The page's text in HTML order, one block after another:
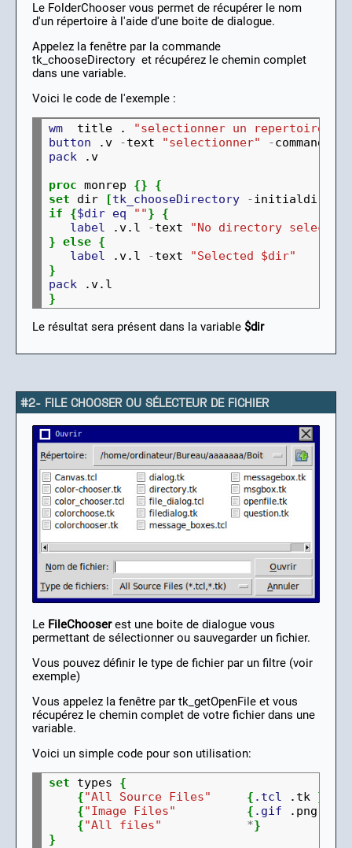
Le FolderChooser vous permet de récupérer le nom
d'un répertoire à l'aide d'une boite de dialogue.
Appelez la fenêtre par la commande
tk_chooseDirectory et récupérez le chemin complet
dans une variable.
Voici le code de l'exemple :
wm
  title .
"selectionner un repertoire"
button .v -text "selectionner" -command
pack .v
proc monrep {}
{
set dir [tk_chooseDirectory -initialdir
if
{$dir eq ""}
{
label .v.l -text
"No directory selected"
} else {
label .v.l -text
"Selected $dir"
}
pack
}
Le résultat sera présent dans la variable $dir
#2- FILE CHOOSER OU SÉLECTEUR DE FICHIER
Le FileChooserest une boite de dialogue vous
permettant de sélectionner ou sauvegarder un fichier.
Vous pouvez définir le type de fichier par un filtre (voir
exemple)
Vous appelez la fenêtre par tk_getOpenFile et vous
récupérez le chemin complet de votre fichier dans une
variable.
Voici un simple code pour son utilisation:
set types {
{"All Source Files" { .tcl .tk }
{"Image Files" { .gif .png .jpg
{"All files" *}
}